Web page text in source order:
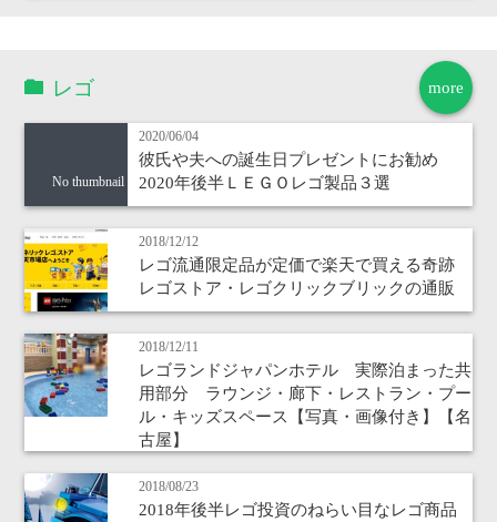
more
レゴ
No thumbnail
2020/06/04
彼氏や夫への誕生日プレゼントにお勧め
2020年後半ＬＥＧＯレゴ製品３選
2018/12/12
レゴ流通限定品が定価で楽天で買える奇跡
レゴストア・レゴクリックブリックの通販
2018/12/11
レゴランドジャパンホテル 実際泊まった共
用部分 ラウンジ・廊下・レストラン・プー
ル・キッズスペース【写真・画像付き】【名
古屋】
2018/08/23
2018年後半レゴ投資のねらい目なレゴ商品